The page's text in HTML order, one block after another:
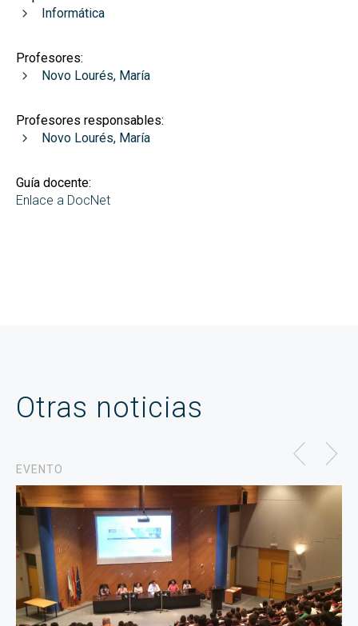
Informática
Profesores:
Novo Lourés, María
Profesores responsables:
Novo Lourés, María
Guía docente:
Enlace a DocNet
Otras noticias
EVENTO